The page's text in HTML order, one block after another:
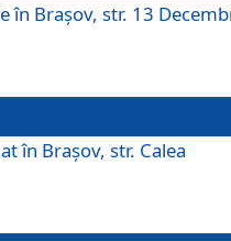
în Brașov, str. 13
în Brașov, str. Calea